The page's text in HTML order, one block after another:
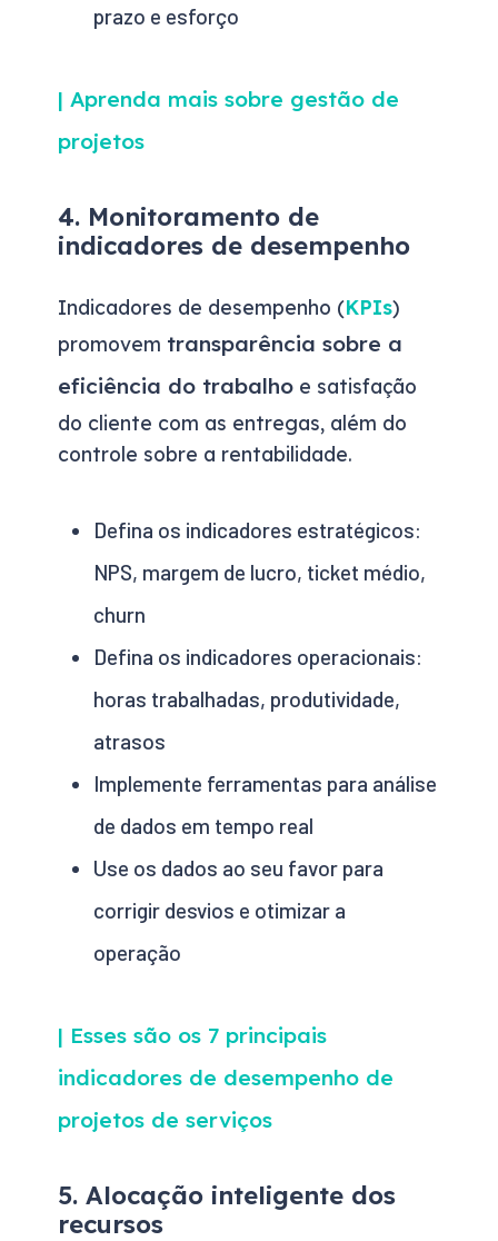
prazo e esforço
| Aprenda mais sobre gestão de
projetos
4. Monitoramento de
indicadores de desempenho
Indicadores de desempenho (KPIs)
promovem transparência sobre a
eficiência do trabalho e satisfação
do cliente com as entregas, além do
controle sobre a rentabilidade.
Defina os indicadores estratégicos:
NPS, margem de lucro, ticket médio,
churn
Defina os indicadores operacionais:
horas trabalhadas, produtividade,
atrasos
Implemente ferramentas para análise
de dados em tempo real
Use os dados ao seu favor para
corrigir desvios e otimizar a
operação
| Esses são os 7 principais
indicadores de desempenho de
projetos de serviços
5. Alocação inteligente dos
recursos